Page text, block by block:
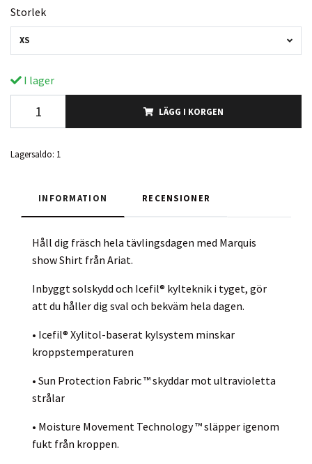
Storlek
XS
I lager
LÄGG I KORGEN
Lagersaldo: 1
INFORMATION RECENSIONER
Håll dig fräsch hela tävlingsdagen med Marquis
show Shirt från Ariat.
Inbyggt solskydd och Icefil® kylteknik i tyget, gör
att du håller dig sval och bekväm hela dagen.
• Icefil® Xylitol-baserat kylsystem minskar
kroppstemperaturen
• Sun Protection Fabric ™ skyddar mot ultravioletta
strålar
• Moisture Movement Technology ™ släpper igenom
fukt från kroppen.